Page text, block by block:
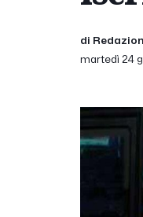
di
martedì 24